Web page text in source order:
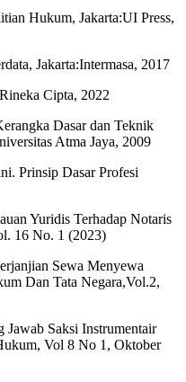
Hukum, Jakarta:UI Press,
Jakarta:Intermasa, 2017
Cipta, 2022
Dasar dan Teknik
Atma Jaya, 2009
Prinsip Dasar Profesi
Yuridis Terhadap Notaris
16 No. 1 (2023)
Sewa Menyewa
Dan Tata Negara,Vol.2,
Jawab Saksi Instrumentair
Vol 8 No 1, Oktober